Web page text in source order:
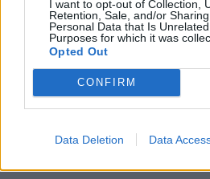
I want to opt-out of Collection,
Retention, Sale, and/or
Personal Data that Is
Purposes for which it was
Opted Out
CONFIRM
Data Deletion Data